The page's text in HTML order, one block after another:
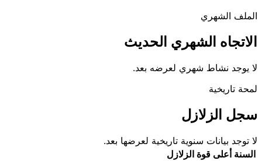
الملف الشهري
الاتجاه الشهري الحديث
لا يوجد نشاط شهري لعرضه بعد.
لمحة تاريخية
سجل الزلازل
لا توجد بيانات سنوية تاريخية لعرضها بعد.
السنة أعلى قوة الزلازل